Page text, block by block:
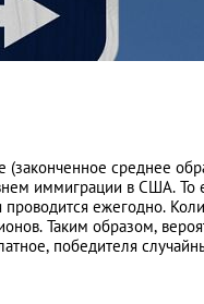
(законченное среднее
иммиграции в США. То
ежегодно.
Таким образом,
победителя